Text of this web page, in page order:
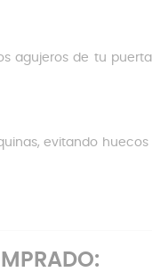
agujeros de tu
evitando huecos